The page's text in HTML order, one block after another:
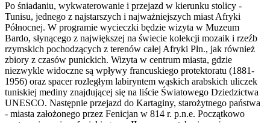
Po śniadaniu, wykwaterowanie i przejazd w kierunku stolicy -
Tunisu, jednego z najstarszych i najważniejszych miast Afryki
Północnej. W programie wycieczki będzie wizyta w Muzeum
Bardo, słynącego z największej na świecie kolekcji mozaik i rzeźb
rzymskich pochodzących z terenów całej Afryki Płn., jak również
zbiory z czasów punickich. Wizyta w centrum miasta, gdzie
niezwykle widoczne są wpływy francuskiego protektoratu (1881-
1956) oraz spacer rozległym labiryntem wąskich arabskich uliczek
tuniskiej mediny znajdującej się na liście Światowego Dziedzictwa
UNESCO. Następnie przejazd do Kartaginy, starożytnego państwa
- miasta założonego przez Fenicjan w 814 r. p.n.e. Początkowo